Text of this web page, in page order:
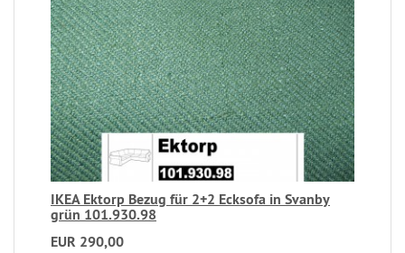
IKEA Ektorp Bezug für 2+2 Ecksofa in Svanby
grün 101.930.98
EUR 290,00